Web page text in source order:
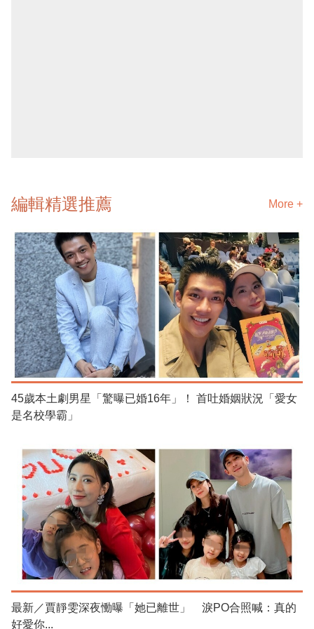
編輯精選推薦 More +
45歲本土劇男星「驚曝已婚16年」！ 首吐婚姻狀況「愛女
是名校學霸」
最新／賈靜雯深夜慟曝「她已離世」 淚PO合照喊：真的
好愛你...